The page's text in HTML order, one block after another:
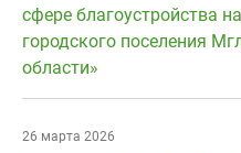
сфере благоустройства
городского поселения
области»
26 марта 2026